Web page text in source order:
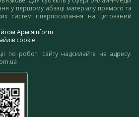
у першому абзаці матеріалу прямого та
систем гіперпосилання на цитований
АрміяInform
cookie
по роботі сайту надсилайте на адресу: